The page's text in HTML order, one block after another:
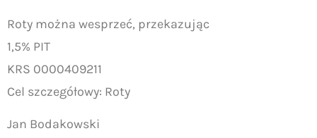
Roty można wesprzeć, przekazując
1,5% PIT
KRS 0000409211
Cel szczegółowy: Roty
Jan Bodakowski